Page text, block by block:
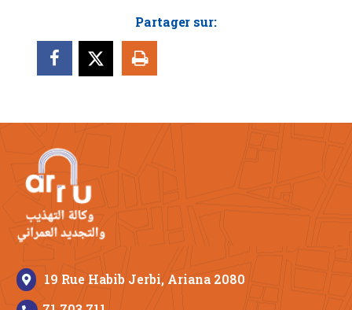
Partager sur:
19 Rue Habib Jerbi, Ariana 2080